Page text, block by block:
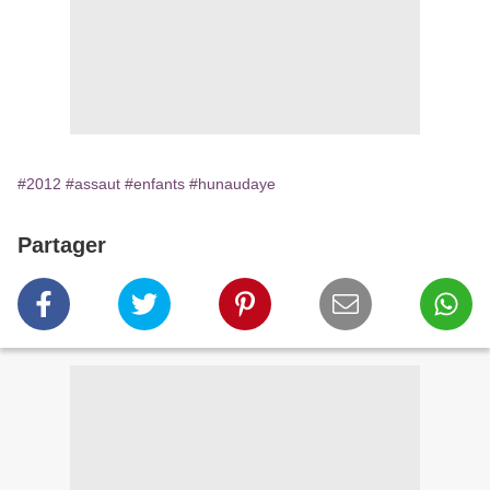
#2012 #assaut #enfants #hunaudaye
Partager